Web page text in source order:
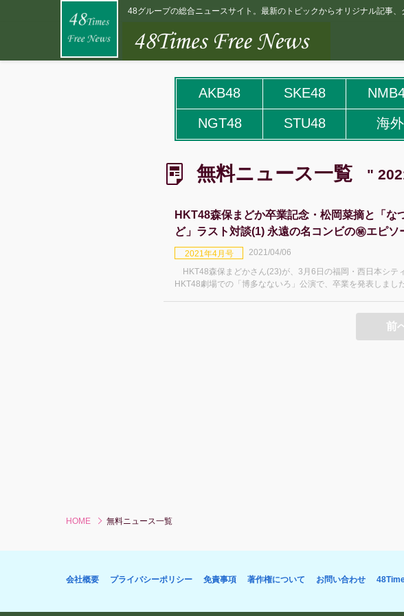
48グループの総合ニュースサイト。最新のトピックからオリジナル記事
AKB48 SKE48
NGT48
STU48 海外
無料ニュース一覧 "
HKT48森保まどか卒業記念・松岡菜摘と「な
ど」ラスト対談(1) 永遠の名コンビの㊙エピソ
満載 涙なしには読めません
2021年4月号
2021/04/06
HKT48森保まどかさん(23)が、3月6日の福岡・西日本シテ
HKT48劇場での「博多なないろ」公演で、卒業を発表しまし
前
HOME 無料ニュース一覧
会社概要 プライバシーポリシー 免責事項 著作権について お問い合わせ